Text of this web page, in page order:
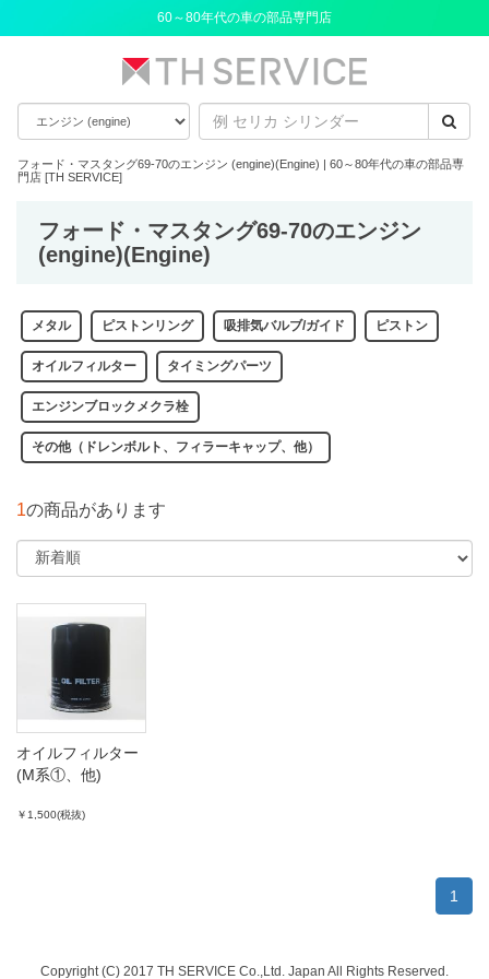
60～80年代の車の部品専門店
フォード・マスタング69-70のエンジン (engine)(Engine) | 60～80年代の車の部品専
門店 [TH SERVICE]
フォード・マスタング69-70のエンジン
(engine)(Engine)
メタル ピストンリング 吸排気バルブ/ガイド ピストン
オイルフィルター タイミングパーツ
エンジンブロックメクラ栓
その他（ドレンボルト、フィラーキャップ、他）
1の商品があります
オイルフィルター
(M系①、他)
￥1,500(税抜)
1
Copyright (C) 2017 TH SERVICE Co.,Ltd. Japan All Rights Reserved.